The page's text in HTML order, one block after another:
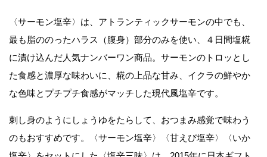
〈サーモン塩辛〉は、アトランティックサーモンの中でも、
最も脂ののったハラス（腹身）部分のみを使い、４日間塩糀
に漬け込んだ人気ナンバーワン商品。サーモンのトロッとし
た食感と濃厚な味わいに、糀の上品な甘み、イクラの鮮やか
な色味とプチプチ食感がマッチした現代風塩辛です。
刺し身のようにしょうゆをたらして、おつまみ感覚で味わう
のもおすすめです。〈サーモン塩辛〉〈甘えび塩辛〉〈いか